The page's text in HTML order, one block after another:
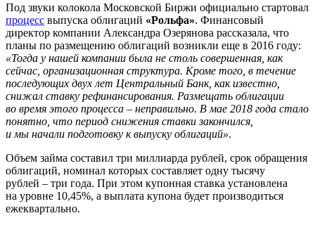
Под звуки колокола Московской Биржи официально стартовал
процесс выпуска облигаций «Рольфа». Финансовый
директор компании Александра Озерянова рассказала, что
планы по размещению облигаций возникли еще в 2016 году:
«Тогда у нашей компании была не столь совершенная, как
сейчас, организационная структура. Кроме того, в течение
последующих двух лет Центральный Банк, как известно,
снижал ставку рефинансирования. Размещать облигации
во время этого процесса – неправильно. В мае 2018 года стало
понятно, что период снижения ставки закончился,
и мы начали подготовку к выпуску облигаций».
Объем займа составил три миллиарда рублей, срок обращения
облигаций, номинал которых составляет одну тысячу
рублей – три года. При этом купонная ставка установлена
на уровне 10,45%, а выплата купона будет производиться
ежеквартально.